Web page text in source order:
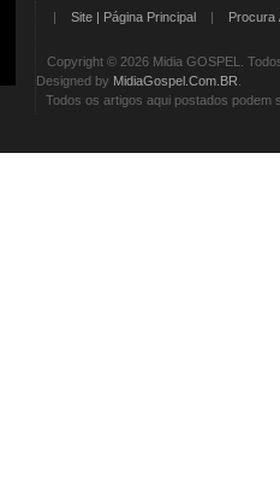
| Site | Página Principal | Procura
Copyright © 2026 Midia GOSPEL.
Designed by MidiaGospel.Com.BR
Todos os artigos aqui postados podem